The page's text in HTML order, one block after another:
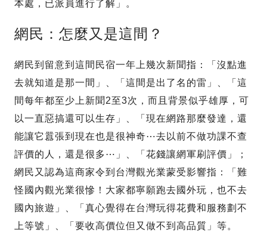
本處，已派員進行了解」。
網民：怎麼又是這間？
網民到留意到這間民宿一年上幾次新聞指：「沒點進
去就知道是那一間」、「這間是出了名的雷」、「這
間每年都至少上新聞2至3次，而且背景似乎雄厚，可
以一直惡搞還可以生存」、「現在網路那麼發達，還
能讓它囂張到現在也是很神奇⋯去以前不做功課不查
評價的人，還是很多⋯」、「花錢讓網軍刷評價」；
網民又認為這商家令到台灣觀光業蒙受影響指：「難
怪國內觀光業很慘！大家都寧願跑去國外玩，也不去
國內旅遊」、「真心覺得在台灣玩得花費和服務劃不
上等號」、「要收高價位但又做不到高品質」等。